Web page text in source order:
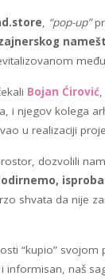
, “pop-up”
Bojan Ćirović
i njegov kolega
u realizaciji
dozvolili
shvata da nije
“kupio” svojom
informisan, naš